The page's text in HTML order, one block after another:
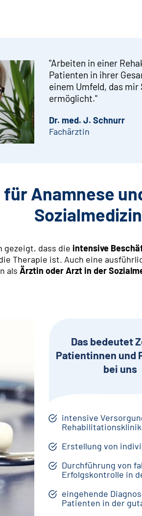
"Arbeiten in einer
Patienten in ihrer
einem Umfeld, das
ermöglicht."
Dr. med. J. Schnurr
Fachärztin
Anamnese
Sozialmedizin
gezeigt, dass die intensive
Therapie ist. Auch eine
als Ärztin oder Arzt in der
Das bedeutet
Patientinnen und
bei uns
intensive
Erstellung von
Durchführung von
Erfolgskontrolle in
eingehende
Patienten in der